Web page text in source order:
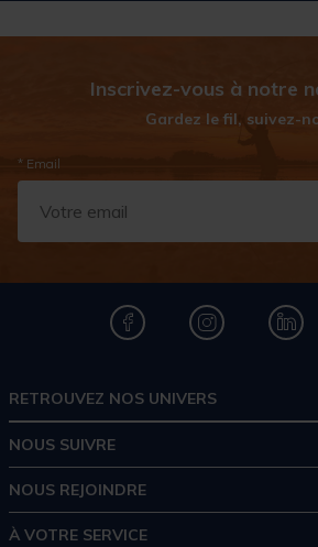
Inscrivez-vous à notre
Gardez le fil, suivez-
* Email
RETROUVEZ NOS UNIVERS
NOUS SUIVRE
NOUS REJOINDRE
À VOTRE SERVICE